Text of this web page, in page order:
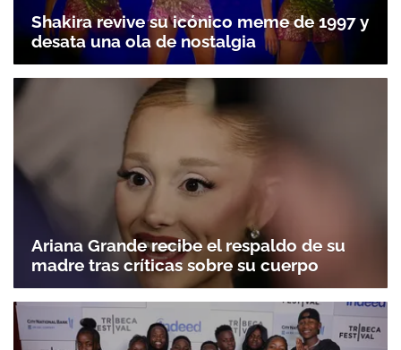
Shakira revive su icónico meme de 1997 y
desata una ola de nostalgia
Ariana Grande recibe el respaldo de su
madre tras críticas sobre su cuerpo